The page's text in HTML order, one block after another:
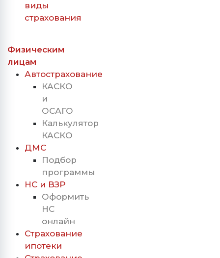
виды
страхования
Физическим
лицам
Автострахование
КАСКО
и
ОСАГО
Калькулятор
КАСКО
ДМС
Подбор
программы
НС и ВЗР
Оформить
НС
онлайн
Страхование
ипотеки